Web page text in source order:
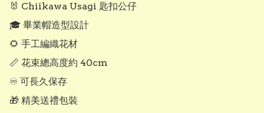
🐰 Chiikawa Usagi 匙扣公仔
🎓 畢業帽造型設計
🌻 手工編織花材
📏 花束總高度約 40cm
♾ 可長久保存
🎁 精美送禮包裝